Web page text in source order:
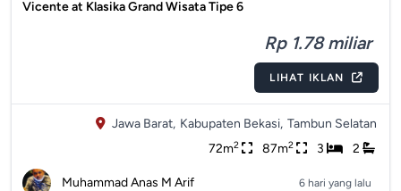
Vicente at Klasika Grand Wisata Tipe 6
Rp 1.78 miliar
LIHAT IKLAN
Jawa Barat, Kabupaten Bekasi, Tambun Selatan
72m2 87m2 3 2
Muhammad Anas M Arif 6 hari yang lalu